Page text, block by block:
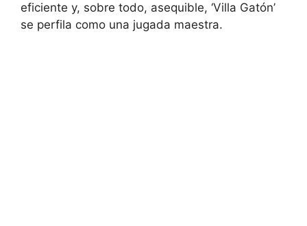
eficiente y, sobre todo, asequible, ‘Villa Gatón’
se perfila como una jugada maestra.